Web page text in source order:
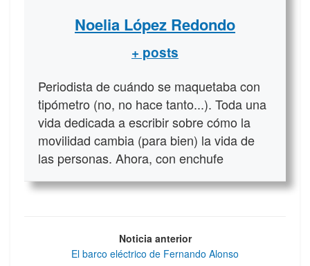
Noelia López Redondo
+ posts
Periodista de cuándo se maquetaba con
tipómetro (no, no hace tanto...). Toda una
vida dedicada a escribir sobre cómo la
movilidad cambia (para bien) la vida de
las personas. Ahora, con enchufe
Noticia anterior
El barco eléctrico de Fernando Alonso